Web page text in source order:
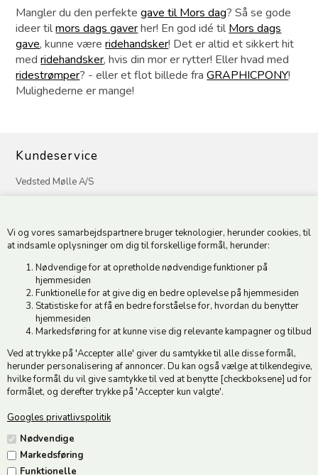
Vi og vores samarbejdspartnere bruger teknologier, herunder cookies, til
at indsamle oplysninger om dig til forskellige formål, herunder:
Nødvendige for at opretholde nødvendige funktioner på
hjemmesiden
Funktionelle for at give dig en bedre oplevelse på hjemmesiden
Statistiske for at få en bedre forståelse for, hvordan du benytter
hjemmesiden
Markedsføring for at kunne vise dig relevante kampagner og tilbud
Ved at trykke på 'Accepter alle' giver du samtykke til alle disse formål,
herunder personalisering af annoncer. Du kan også vælge at tilkendegive,
hvilke formål du vil give samtykke til ved at benytte [checkboksene] ud for
formålet, og derefter trykke på 'Accepter kun valgte'.
Googles privatlivspolitik
Nødvendige
Markedsføring
Funktionelle
Mangler du den perfektegave til Mors dag? Så se gode
ideer tilmors dags gaverher! En god idé til Mors dags
gave, kunne væreridehandsker! Det er altid et sikkert hit
medridehandsker, hvis din mor er rytter! Eller hvad med
ridestrømper? - eller et flot billede fraGRAPHICPONY!
Mulighederne er mange!
Kundeservice
Vedsted Mølle A/S
CVR 49879415 Mailvedstedmoelle@post.tele.dk
Åbningstider: Man-Fre 9.00-17.00 | Middagslukket 12.00-12.30 |
Lørdag 9.00-12.00
Hold dig opdateret
Tilmeld dig vores nyhedsbrev og modtag gode tilbud :)
Jeg accepterer vilkårene